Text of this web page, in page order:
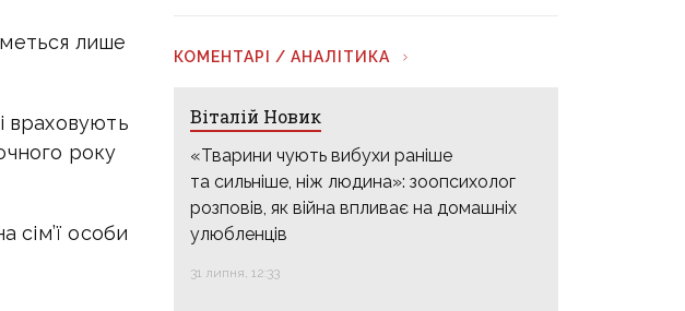
лише
враховують
року
сім’ї особи
КОМЕНТАРІ / АНАЛІТИКА
Віталій Новик
«Тварини чують вибухи раніше
та сильніше, ніж людина»: зоопсихолог
розповів, як війна впливає на домашніх
улюбленців
31 липня, 12:33